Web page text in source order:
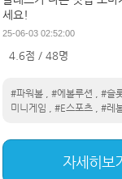
세요!
25-06-03 02:52:00
4.6점 / 48명
#파워볼 #에볼루션
#슬
미니게임
#E스포츠 #레
자세히보